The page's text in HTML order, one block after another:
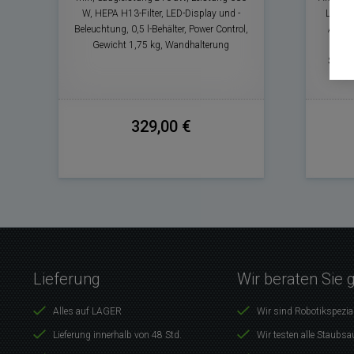
W, HEPA H13-Filter, LED-Display und -
Beleuchtung, 0,5 l-Behälter, Power Control,
Gewicht 1,75 kg, Wandhalterung
329,00 €
Lieferung
Alles auf LAGER
Lieferung innerhalb von 48 Std.
Wir beraten Sie
Wir sind
Wir testen alle